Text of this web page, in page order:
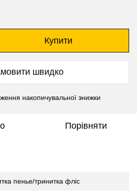
Купити
швидко
накопичувальної знижки
Порівняти
пенье/тринитка фліс